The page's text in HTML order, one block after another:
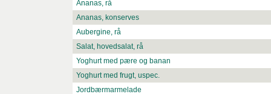
Ananas, rå
Ananas, konserves
Aubergine, rå
Salat, hovedsalat, rå
Yoghurt med pære og banan
Yoghurt med frugt, uspec.
Jordbærmarmelade